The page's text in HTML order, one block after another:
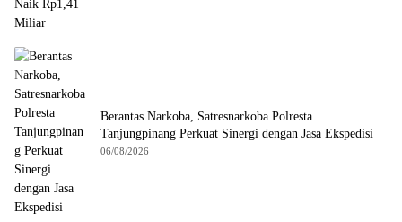
Berantas Narkoba, Satresnarkoba Polresta
Tanjungpinang Perkuat Sinergi dengan Jasa Ekspedisi
06/08/2026